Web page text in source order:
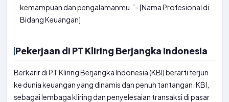
kemampuan dan pengalamanmu.”- [Nama Profesional di
Bidang Keuangan]
Pekerjaan di PT Kliring Berjangka Indonesia
Berkarir di PT Kliring Berjangka Indonesia (KBI) berarti terjun
ke dunia keuangan yang dinamis dan penuh tantangan. KBI,
sebagai lembaga kliring dan penyelesaian transaksi di pasar